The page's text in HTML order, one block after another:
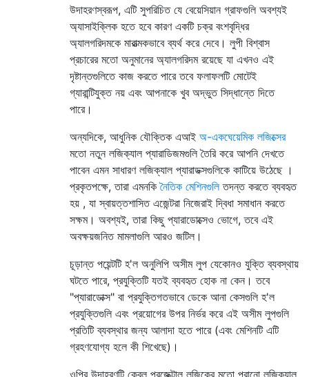
উদাহরণস্বরূপ, এটি সুপরিচিত যে বেয়েসিয়ান গ্রাফগুলি অবশ্যই
অ্যাসাইক্লিক হতে হবে কারণ একটি চক্র বংশবৃদ্ধির
অ্যালগরিদমকে মারাত্মকভাবে ব্যর্থ করে দেবে। লুপী বিশ্বাস
প্রচারের মতো অনুমানের অ্যালগরিদম রয়েছে যা এখনও এই
দৃষ্টান্তগুলিতে কাজ করতে পারে তবে ফলাফলটি মোটেই
গ্যারান্টিযুক্ত নয় এবং আপনাকে খুব অদ্ভুত সিদ্ধান্তে দিতে
পারে।
অন্যদিকে, আধুনিক যৌক্তিক এআই অ-একঘেয়েমিক লজিক্সের
মতো নতুন লজিক্যাল প্যারাডিজমগুলি তৈরি করে আপনি দেখতে
পাবেন এমন সাধারণ লজিক্যাল প্যারাডক্সগুলিকে কাটিয়ে উঠেছে ।
প্রকৃতপক্ষে, তারা এমনকিনৈতিক মেশিনগুলিতদন্ত করতে ব্যবহৃত
হয় , যা স্বায়ত্তশাসিত এজেন্টরা নিজেরাই দ্বিধা সমাধান করতে
সক্ষম। অবশ্যই, তারা কিছু প্যারাডোক্সেও ভোগে, তবে এই
অবক্ষয়জনিত মামলাগুলি আরও জটিল।
চূড়ান্ত পয়েন্টটি হ'ল অনুলিপি অসীম লুপ যেকোনও যুক্তি ব্যবস্থায়
ঘটতে পারে, প্রযুক্তিটি যতই ব্যবহৃত হোক না কেন। তবে
"প্যারাডোক্স" বা প্রযুক্তিগতভাবে ডেকে আনা কেসগুলি হ'ল
প্রযুক্তিগুলি এবং প্রয়োগের উপর নির্ভর করে এই অসীম লুপগুলি
প্রতিটি ব্যবস্থার জন্য আলাদা হতে পারে (এবং মেশিনটি এটি
গ্রহণযোগ্য হলে কী শিখেছে)।